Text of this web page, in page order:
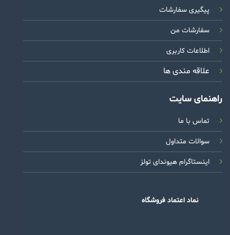
پیگیری سفارشات
سفارشات من
اطلاعات کاربری
علاقه مندی ها
راهنمای سایت
تماس با ما
سوالات متداول
اینستاگرام هیوندای تولز
نماد اعتماد فروشگاه